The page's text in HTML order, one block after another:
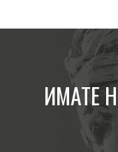
ИМАТЕ